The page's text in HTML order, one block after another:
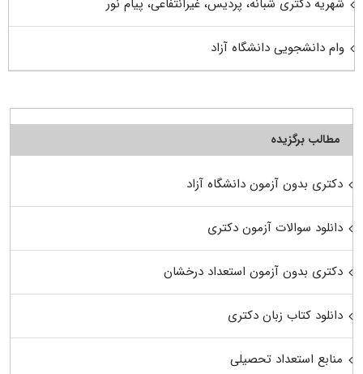
شهریه دکتری شبانه، پردیس، غیرانتفاعی، پیام نور
وام دانشجویی دانشگاه آزاد
مطالب برگزیده
دکتری بدون آزمون دانشگاه آزاد
دانلود سوالات آزمون دکتری
دکتری بدون آزمون استعداد درخشان
دانلود کتاب زبان دکتری
منابع استعداد تحصیلی